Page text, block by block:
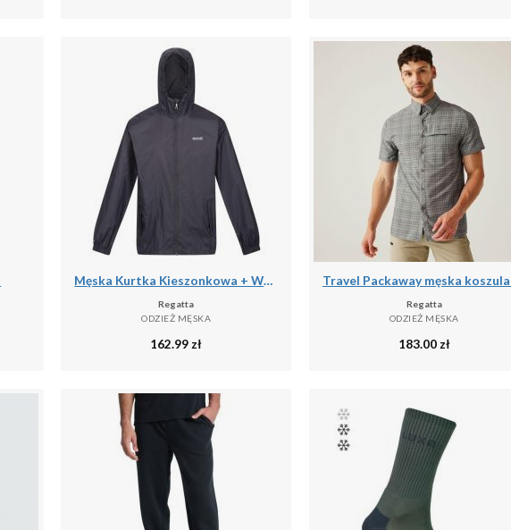
Męska Kurtka Kieszonkowa + Worek Pack It III
Regatta
ODZIEŻ MĘSKA
162.99 zł
Regatta
ODZIEŻ MĘSKA
183.00 zł